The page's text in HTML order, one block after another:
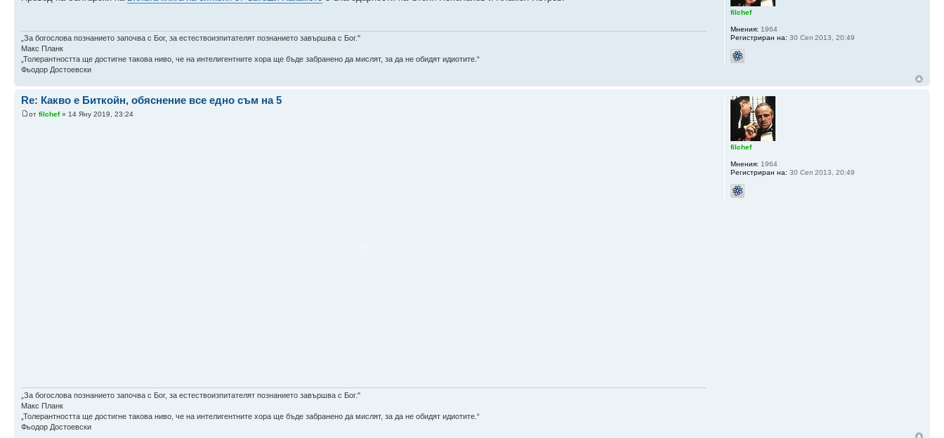
„За богослова познанието започва с Бог, за естествоизпитателят познанието завършва с Бог."
Макс Планк
„Толерантността ще достигне такова ниво, че на интелигентните хора ще бъде забранено да мислят, за да не обидят идиотите.“
Фьодор Достоевски
filchef
Мнения: 1964
Регистриран на: 30 Сеп 2013, 20:49
Re: Какво е Биткойн, обяснение все едно съм на 5
от filchef» 14 Яну 2019, 23:24
„За богослова познанието започва с Бог, за естествоизпитателят познанието завършва с Бог."
Макс Планк
„Толерантността ще достигне такова ниво, че на интелигентните хора ще бъде забранено да мислят, за да не обидят идиотите.“
Фьодор Достоевски
filchef
Мнения: 1964
Регистриран на: 30 Сеп 2013, 20:49